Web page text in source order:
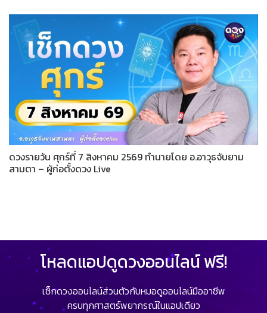
ดวงรายวัน ศุกร์ที่ 7 สิงหาคม 2569 ทำนายโดย อ.อาวุธจับยาม
สามตา – ผู้ก่อตั้งดวง Live
โหลดแอปดูดวงออนไลน์ ฟรี!
เช็กดวงออนไลน์ส่วนตัวกับหมอดูออนไลน์มืออาชีพ
ครบทุกศาสตร์พยากรณ์ในแอปเดียว